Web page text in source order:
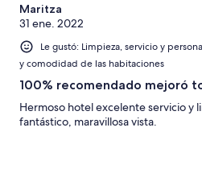
Maritza
31 ene. 2022
Le gustó: Limpieza, servicio y
y comodidad de las habitaciones
100% recomendado mejoró
Hermoso hotel excelente servicio y
fantástico, maravillosa vista.